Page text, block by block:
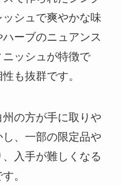
シュで爽やかな味
ーブのニュアンス
ッシュが特徴で
も抜群です。
の方が手に取りや
、一部の限定品や
入手が難しくなる
。